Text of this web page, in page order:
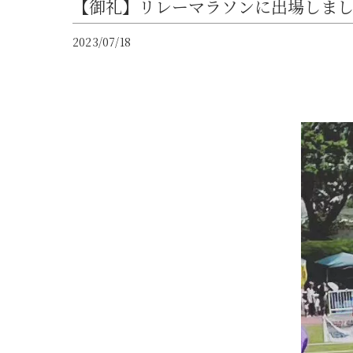
【御礼】リレーマラソンに出場しま
2023/07/18